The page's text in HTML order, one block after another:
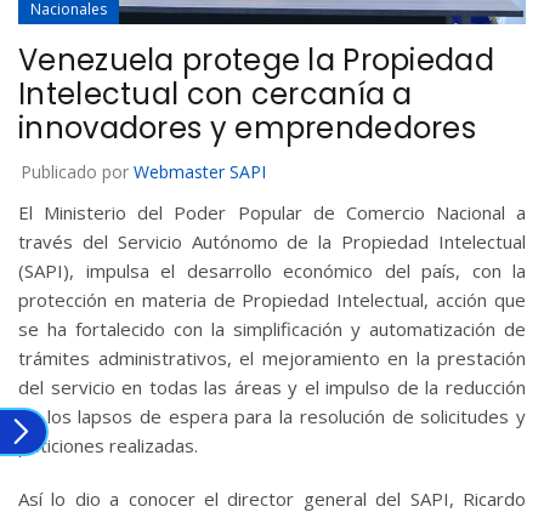
Nacionales
Venezuela protege la Propiedad
Intelectual con cercanía a
innovadores y emprendedores
Publicado por Webmaster SAPI
El Ministerio del Poder Popular de Comercio Nacional a
través del Servicio Autónomo de la Propiedad Intelectual
(SAPI), impulsa el desarrollo económico del país, con la
protección en materia de Propiedad Intelectual, acción que
se ha fortalecido con la simplificación y automatización de
trámites administrativos, el mejoramiento en la prestación
del servicio en todas las áreas y el impulso de la reducción
de los lapsos de espera para la resolución de solicitudes y
peticiones realizadas.
Así lo dio a conocer el director general del SAPI, Ricardo